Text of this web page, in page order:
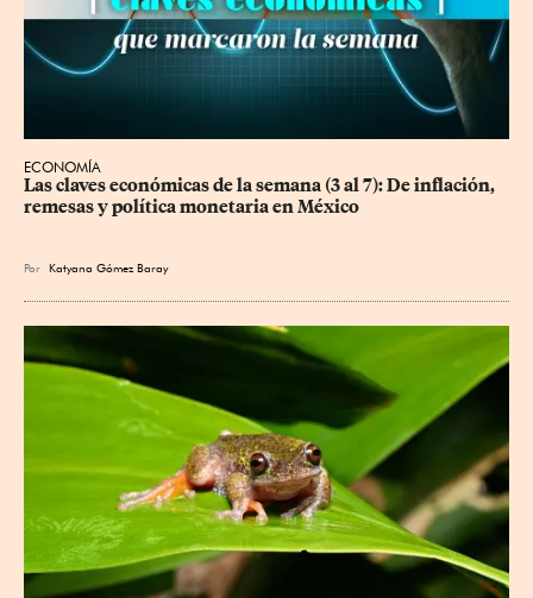
ECONOMÍA
Las claves económicas de la semana (3 al 7): De inflación,
remesas y política monetaria en México
Por Katyana Gómez Baray